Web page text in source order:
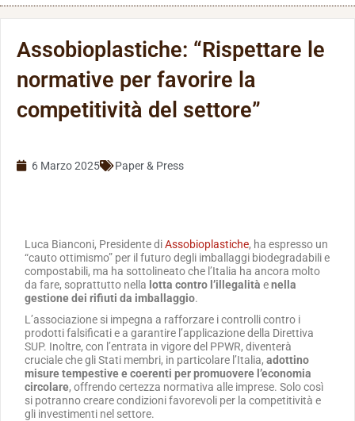
Assobioplastiche: “Rispettare le
normative per favorire la
competitività del settore”
6 Marzo 2025 Paper & Press
Luca Bianconi, Presidente diAssobioplastiche, ha espresso un
“cauto ottimismo” per il futuro degli imballaggi biodegradabili e
compostabili, ma ha sottolineato che l’Italia ha ancora molto
da fare, soprattutto nella lotta contro l’illegalità enella
gestione dei rifiuti da imballaggio.
L’associazione si impegna a rafforzare i controlli contro i
prodotti falsificati e a garantire l’applicazione della Direttiva
SUP. Inoltre, con l’entrata in vigore del PPWR, diventerà
cruciale che gli Stati membri, in particolare l’Italia, adottino
misure tempestive e coerenti per promuovere l’economia
circolare, offrendo certezza normativa alle imprese. Solo così
si potranno creare condizioni favorevoli per la competitività e
gli investimenti nel settore.